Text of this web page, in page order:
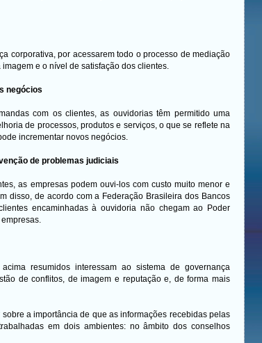
corporativa, por acessarem todo o processo de mediação
e o nível de satisfação dos clientes.
negócios
com os clientes, as ouvidorias têm permitido uma
de processos, produtos e serviços, o que se reflete na
incrementar novos negócios.
de problemas judiciais
as empresas podem ouvi-los com custo muito menor e
disso, de acordo com a Federação Brasileira dos Bancos
encaminhadas à ouvidoria não chegam ao Poder
resumidos interessam ao sistema de governança
de conflitos, de imagem e reputação e, de forma mais
a importância de que as informações recebidas pelas
em dois ambientes: no âmbito dos conselhos